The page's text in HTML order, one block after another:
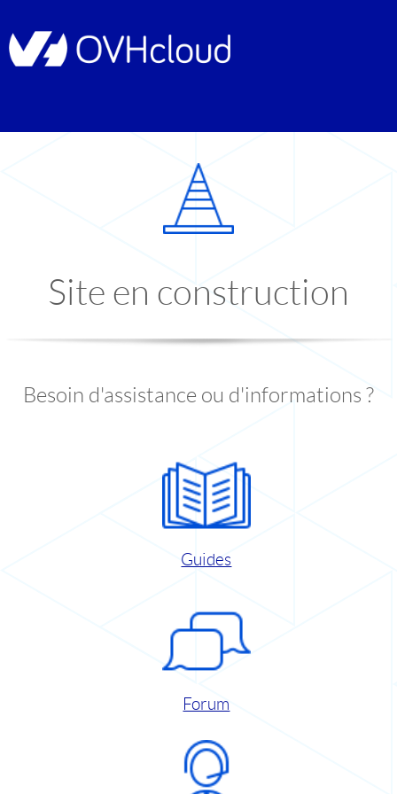
Site en construction
Besoin d'assistance ou d'informations ?
Guides
Forum